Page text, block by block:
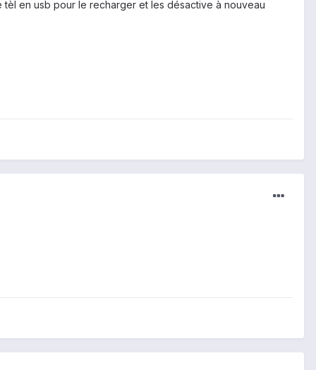
en usb pour le recharger et les désactive à nouveau